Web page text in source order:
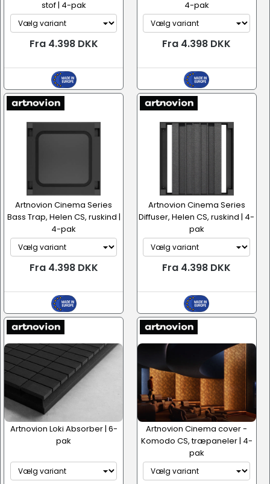
stof | 4-pak
Fra 4.398 DKK
4-pak
Fra 4.398 DKK
Artnovion Cinema Series
Bass Trap, Helen CS, ruskind |
4-pak
Fra 4.398 DKK
Artnovion Cinema Series
Diffuser, Helen CS, ruskind | 4-
pak
Fra 4.398 DKK
Artnovion Loki Absorber | 6-
pak
Artnovion Cinema cover -
Komodo CS, træpaneler | 4-
pak